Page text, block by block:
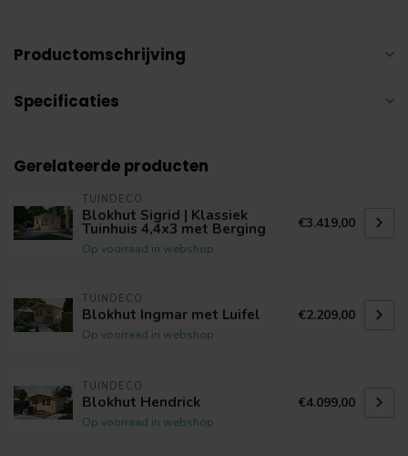
Productomschrijving
Specificaties
Gerelateerde producten
TUINDECO
Blokhut Sigrid | Klassiek
Tuinhuis 4,4x3 met Berging
Op voorraad in webshop
€3.419,00
TUINDECO
Blokhut Ingmar met Luifel
Op voorraad in webshop
€2.209,00
TUINDECO
Blokhut Hendrick
Op voorraad in webshop
€4.099,00